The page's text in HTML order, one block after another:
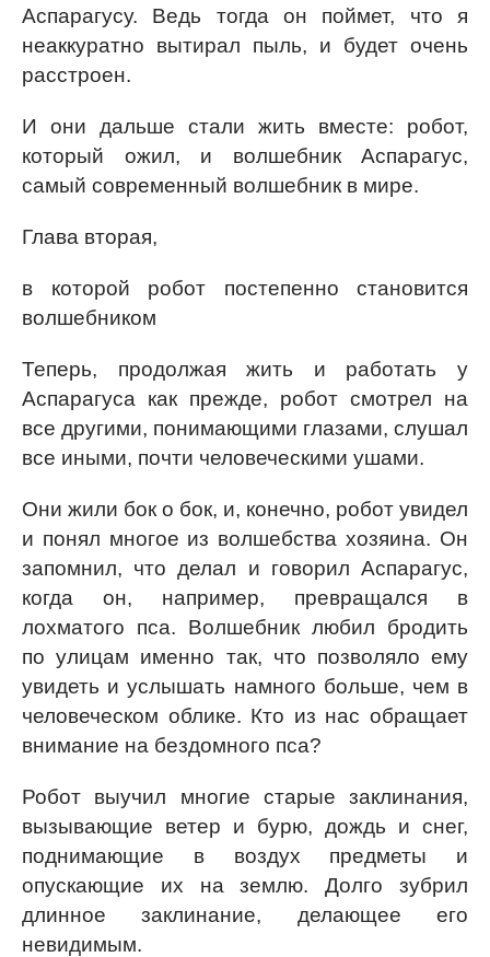
Аспарагусу. Ведь тогда он поймет, что я
неаккуратно вытирал пыль, и будет очень
расстроен.
И они дальше стали жить вместе: робот,
который ожил, и волшебник Аспарагус,
самый современный волшебник в мире.
Глава вторая,
в которой робот постепенно становится
волшебником
Теперь, продолжая жить и работать у
Аспарагуса как прежде, робот смотрел на
все другими, понимающими глазами, слушал
все иными, почти человеческими ушами.
Они жили бок о бок, и, конечно, робот увидел
и понял многое из волшебства хозяина. Он
запомнил, что делал и говорил Аспарагус,
когда он, например, превращался в
лохматого пса. Волшебник любил бродить
по улицам именно так, что позволяло ему
увидеть и услышать намного больше, чем в
человеческом облике. Кто из нас обращает
внимание на бездомного пса?
Робот выучил многие старые заклинания,
вызывающие ветер и бурю, дождь и снег,
поднимающие в воздух предметы и
опускающие их на землю. Долго зубрил
длинное заклинание, делающее его
невидимым.